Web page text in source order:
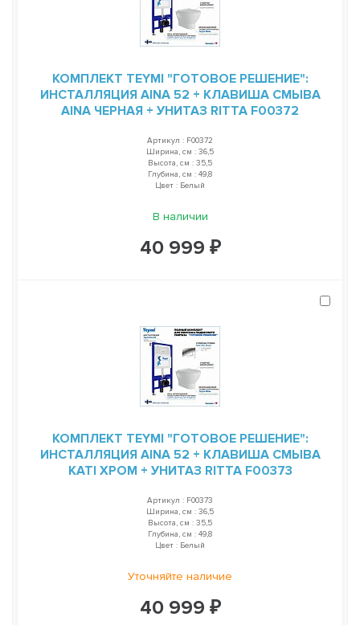
КОМПЛЕКТ TEYMI "ГОТОВОЕ РЕШЕНИЕ":
ИНСТАЛЛЯЦИЯ AINA 52 + КЛАВИША СМЫВА
AINA ЧЕРНАЯ + УНИТАЗ RITTA F00372
Артикул : F00372
Ширина, см : 36,5
Высота, см : 35,5
Глубина, см : 49,8
Цвет : Белый
В наличии
40 999 ₽
КОМПЛЕКТ TEYMI "ГОТОВОЕ РЕШЕНИЕ":
ИНСТАЛЛЯЦИЯ AINA 52 + КЛАВИША СМЫВА
KATI ХРОМ + УНИТАЗ RITTA F00373
Артикул : F00373
Ширина, см : 36,5
Высота, см : 35,5
Глубина, см : 49,8
Цвет : Белый
Уточняйте наличие
40 999 ₽